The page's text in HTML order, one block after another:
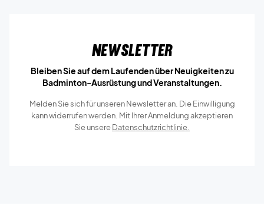
Newsletter
Bleiben Sie auf dem Laufenden über Neuigkeiten zu
Badminton-Ausrüstung und Veranstaltungen.
Melden Sie sich für unseren Newsletter an. Die Einwilligung
kann widerrufen werden. Mit Ihrer Anmeldung akzeptieren
Sie unsereDatenschutzrichtlinie.